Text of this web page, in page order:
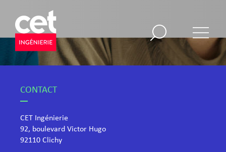
CONTACT
CET Ingénierie
92, boulevard Victor Hugo
​92110 Clichy